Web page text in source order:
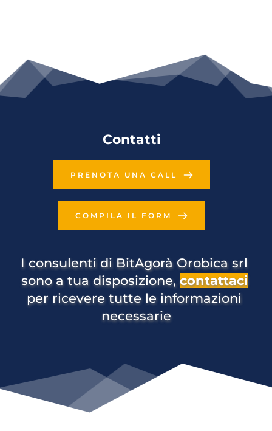
Contatti
PRENOTA UNA CALL
COMPILA IL FORM
I consulenti di BitAgorà Orobica srl
sono a tua disposizione, contattaci
per ricevere tutte le informazioni
necessarie